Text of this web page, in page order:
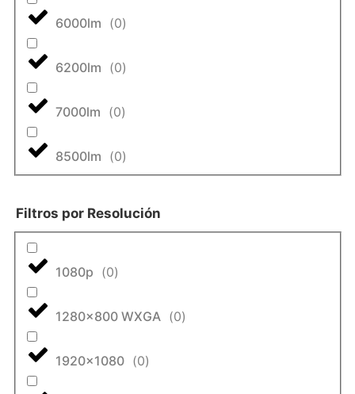
6000lm (0)
6200lm (0)
7000lm (0)
8500lm (0)
Filtros por Resolución
1080p (0)
1280x800 WXGA (0)
1920x1080 (0)